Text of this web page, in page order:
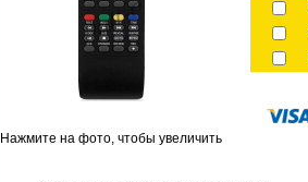
Нажмите на фото, чтобы увеличить